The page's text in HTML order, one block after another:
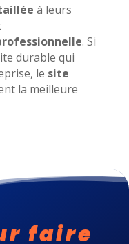
à leurs
. Si
durable qui
le site
la meilleure
faire